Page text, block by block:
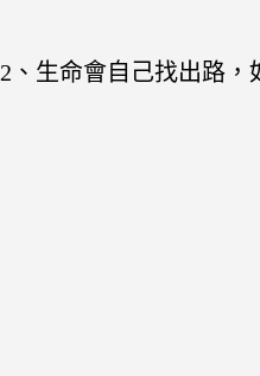
2、生命會自己找出路，